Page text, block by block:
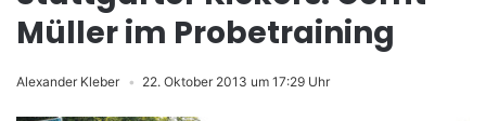
Müller im Probetraining
Alexander Kleber 22. Oktober 2013 um 17:29 Uhr